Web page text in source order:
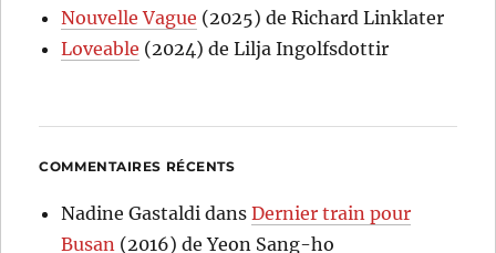
Nouvelle Vague (2025) de Richard Linklater
Loveable (2024) de Lilja Ingolfsdottir
COMMENTAIRES RÉCENTS
Nadine Gastaldi dansDernier train pour
Busan (2016) de Yeon Sang-ho